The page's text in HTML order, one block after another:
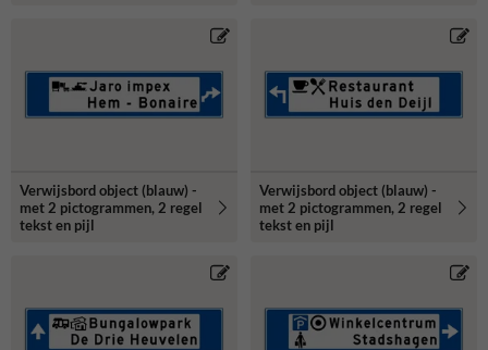
Verwijsbord object (blauw) -
met 2 pictogrammen, 2 regel
tekst en pijl
Verwijsbord object (blauw) -
met 2 pictogrammen, 2 regel
tekst en pijl